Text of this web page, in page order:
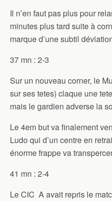
Il n’en faut pas plus pour
minutes plus tard suite à
marque d’une subtil
37 mn : 2-3
Sur un nouveau corner, le
sur ses tetes) claque une
mais le gardien adverse la
Le 4em but va finalement
Ludo qui d’un centre en
énorme frappe va
41 mn : 2-4
Le CIC A avait repris le